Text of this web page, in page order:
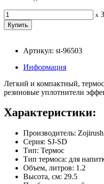
x
Артикул: st-96503
Информация
Легкий и компактный,
резиновые уплотнители
Характеристики:
Производитель:
Серия: SJ-SD
Тип: Термос
Тип термоса: для
Объем, литров: 1.2
Высота, см: 29.5